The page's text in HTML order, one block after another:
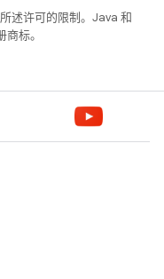
述许可的限制。Java 和
标。